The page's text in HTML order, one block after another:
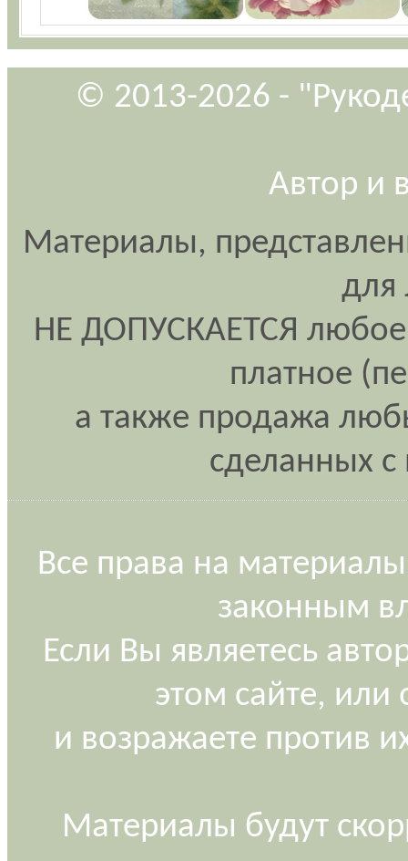
© 2013-2026 -
Автор и
Материалы,
для
НЕ ДОПУСКАЕТСЯ любое
платное
а также продажа
сделанных
Все права на
законным
Если Вы являетесь
этом сайте, или
и возражаете против
Материалы будут